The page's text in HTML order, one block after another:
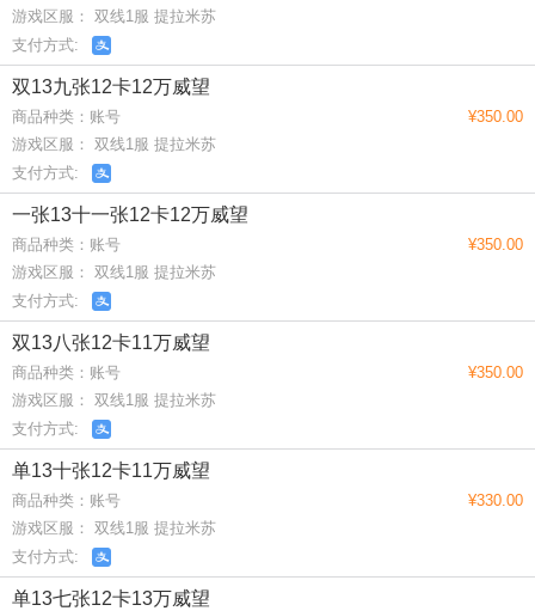
游戏区服： 双线1服 提拉米苏
支付方式:
双13九张12卡12万威望
商品种类：账号
游戏区服： 双线1服 提拉米苏
支付方式:
¥350.00
一张13十一张12卡12万威望
商品种类：账号
游戏区服： 双线1服 提拉米苏
支付方式:
¥350.00
双13八张12卡11万威望
商品种类：账号
游戏区服： 双线1服 提拉米苏
支付方式:
¥350.00
单13十张12卡11万威望
商品种类：账号
游戏区服： 双线1服 提拉米苏
支付方式:
¥330.00
单13七张12卡13万威望